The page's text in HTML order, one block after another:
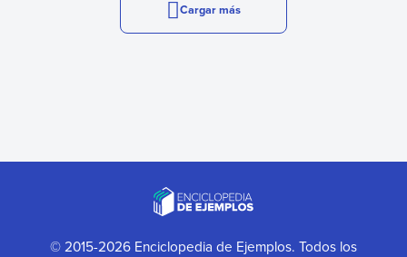
Cargar más
© 2015-2026 Enciclopedia de Ejemplos. Todos los